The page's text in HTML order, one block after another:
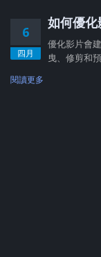
6
四月
如何優化
優化影片會
曳、修剪和
閱讀更多